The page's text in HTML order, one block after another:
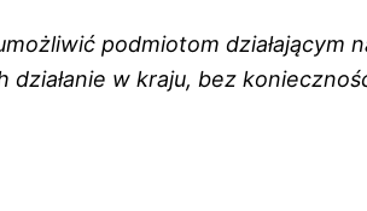
podmiotom działającym
w kraju, bez